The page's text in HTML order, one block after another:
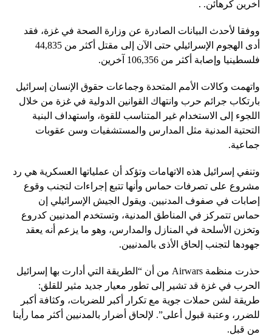
آخرين كرهائن. .
ووفقا لأحدث البيانات الصادرة عن وزارة الصحة في غزة، فقد
أدى الهجوم الإسرائيلي حتى الآن إلى مقتل أكثر من 44,835
فلسطينيا وإصابة أكثر من 106,356 آخرين.
واتهمت وكالات الأمم المتحدة وجماعات حقوق الإنسان إسرائيل
بارتكاب جرائم حرب وانتهاك القوانين الدولية في غزة من خلال
اللجوء إلى الاستخدام غير المتناسب للقوة، واستهداف البنية
التحتية المدنية مثل المدارس والمستشفيات وسن عقوبات
جماعية.
وتنفي إسرائيل هذه الاتهامات وتؤكد أن عملياتها العسكرية هي رد
مشروع على تصرفات حماس وأنها تتبع إجراءات لتجنب وقوع
إصابات في صفوف المدنيين. ويقول الجيش الإسرائيلي إن
حماس تتمركز في المناطق المدنية، وتستخدم المدنيين كدروع
وتخزن الأسلحة في المنازل والمدارس، وهو ما يزعم أنه يعقد
جهودها لتجنب إلحاق الأذى بالمدنيين.
حذرت منظمة Airwars من أن “الطريقة التي أدارت بها إسرائيل
الحرب في غزة قد تشير إلى تطور معيار جديد مثير للقلق:
طريقة لشن حملات جوية مع تكرار أكبر للضربات، وكثافة أكبر
للضرر، وعتبة قبول أعلى”. لإلحاق أضرار بالمدنيين أكثر مما رأينا
من قبل.